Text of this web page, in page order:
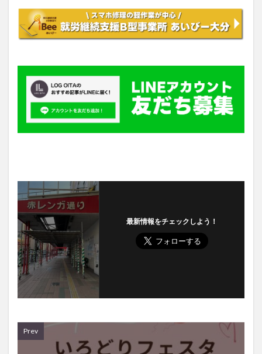
最新情報をチェックしよう！
Prev